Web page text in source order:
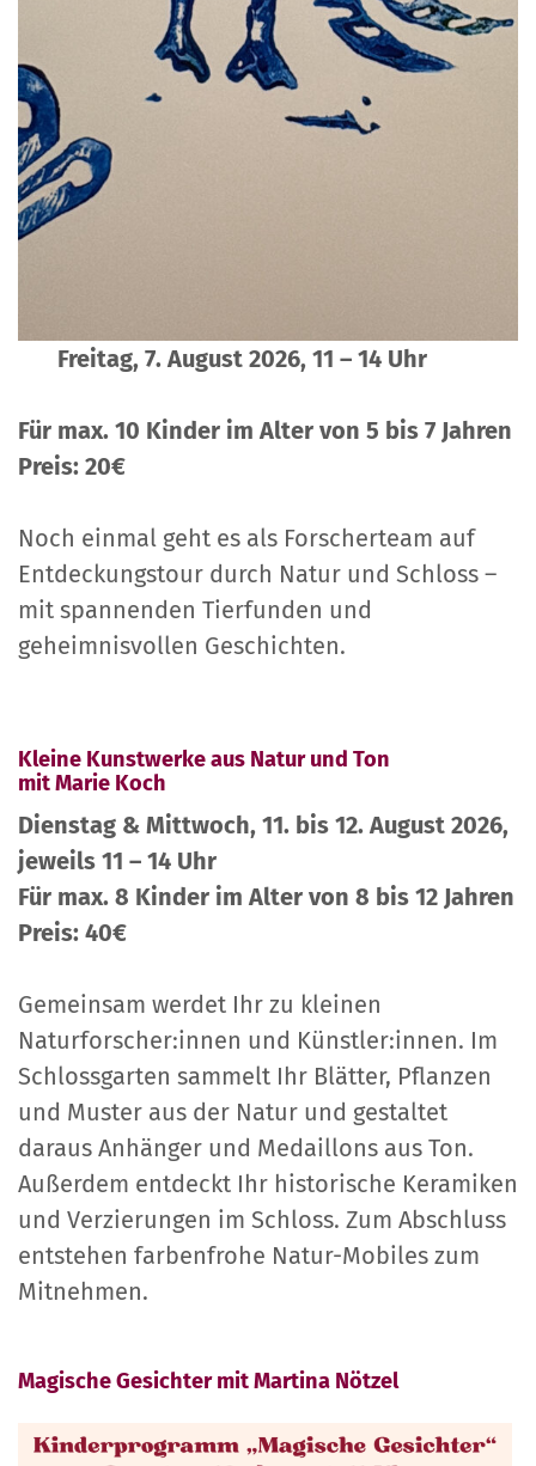
Freitag, 7. August 2026, 11 – 14 Uhr
Für max. 10 Kinder im Alter von 5 bis 7 Jahren
Preis: 20€
Noch einmal geht es als Forscherteam auf
Entdeckungstour durch Natur und Schloss –
mit spannenden Tierfunden und
geheimnisvollen Geschichten.
Kleine Kunstwerke aus Natur und Ton
mit Marie Koch
Dienstag & Mittwoch, 11. bis 12. August 2026,
jeweils 11 – 14 Uhr
Für max. 8 Kinder im Alter von 8 bis 12 Jahren
Preis: 40€
Gemeinsam werdet Ihr zu kleinen
Naturforscher:innen und Künstler:innen. Im
Schlossgarten sammelt Ihr Blätter, Pflanzen
und Muster aus der Natur und gestaltet
daraus Anhänger und Medaillons aus Ton.
Außerdem entdeckt Ihr historische Keramiken
und Verzierungen im Schloss. Zum Abschluss
entstehen farbenfrohe Natur-Mobiles zum
Mitnehmen.
Magische Gesichtermit Martina Nötzel